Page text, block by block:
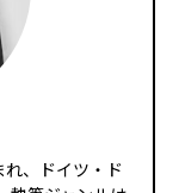
、ドイツ・ド